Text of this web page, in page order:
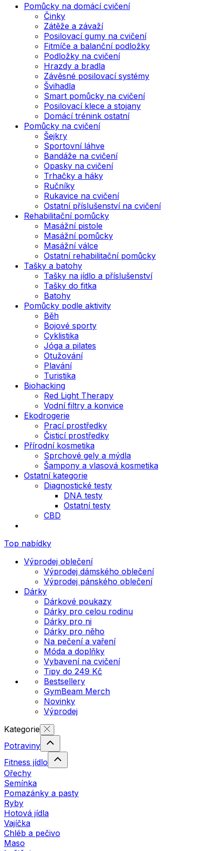
Pomůcky na domácí cvičení
Činky
Zátěže a závaží
Posilovací gumy na cvičení
Fitmíče a balanční podložky
Podložky na cvičení
Hrazdy a bradla
Závěsné posilovací systémy
Švihadla
Smart pomůcky na cvičení
Posilovací klece a stojany
Domácí trénink ostatní
Pomůcky na cvičení
Šejkry
Sportovní láhve
Bandáže na cvičení
Opasky na cvičení
Trhačky a háky
Ručníky
Rukavice na cvičení
Ostatní příslušenství na cvičení
Rehabilitační pomůcky
Masážní pistole
Masážní pomůcky
Masážní válce
Ostatní rehabilitační pomůcky
Tašky a batohy
Tašky na jídlo a příslušenství
Tašky do fitka
Batohy
Pomůcky podle aktivity
Běh
Bojové sporty
Cyklistika
Jóga a pilates
Otužování
Plavání
Turistika
Biohacking
Red Light Therapy
Vodní filtry a konvice
Ekodrogerie
Prací prostředky
Čisticí prostředky
Přírodní kosmetika
Sprchové gely a mýdla
Šampony a vlasová kosmetika
Ostatní kategorie
Diagnostické testy
DNA testy
Ostatní testy
CBD
Top nabídky
Výprodej oblečení
Výprodej dámského oblečení
Výprodej pánského oblečení
Dárky
Dárkové poukazy
Dárky pro celou rodinu
Dárky pro ni
Dárky pro něho
Na pečení a vaření
Móda a doplňky
Vybavení na cvičení
Tipy do 249 Kč
Bestsellery
GymBeam Merch
Novinky
Výprodej
Kategorie
Potraviny
Fitness jídlo
Ořechy
Semínka
Pomazánky a pasty
Ryby
Hotová jídla
Vajíčka
Chléb a pečivo
Maso